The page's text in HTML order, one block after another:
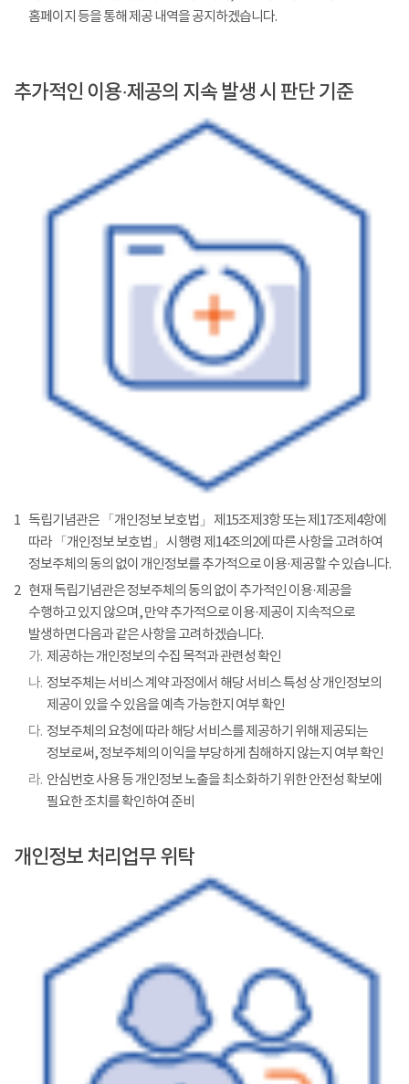
홈페이지 등을 통해 제공 내역을 공지하겠습니다.
추가적인 이용·제공의 지속 발생 시 판단 기준
1 독립기념관은 「개인정보 보호법」 제15조제3항 또는 제17조제4항에
따라 「개인정보 보호법」 시행령 제14조의2에 따른 사항을 고려하여
정보주체의 동의 없이 개인정보를 추가적으로 이용·제공할 수 있습니다.
2 현재 독립기념관은 정보주체의 동의 없이 추가적인 이용·제공을
수행하고 있지 않으며, 만약 추가적으로 이용·제공이 지속적으로
발생하면 다음과 같은 사항을 고려하겠습니다.
가. 제공하는 개인정보의 수집 목적과 관련성 확인
나. 정보주체는 서비스 계약 과정에서 해당 서비스 특성 상 개인정보의
제공이 있을 수 있음을 예측 가능한지 여부 확인
다. 정보주체의 요청에 따라 해당 서비스를 제공하기 위해 제공되는
정보로써, 정보주체의 이익을 부당하게 침해하지 않는지 여부 확인
라. 안심번호 사용 등 개인정보 노출을 최소화하기 위한 안전성 확보에
필요한 조치를 확인하여 준비
개인정보 처리업무 위탁